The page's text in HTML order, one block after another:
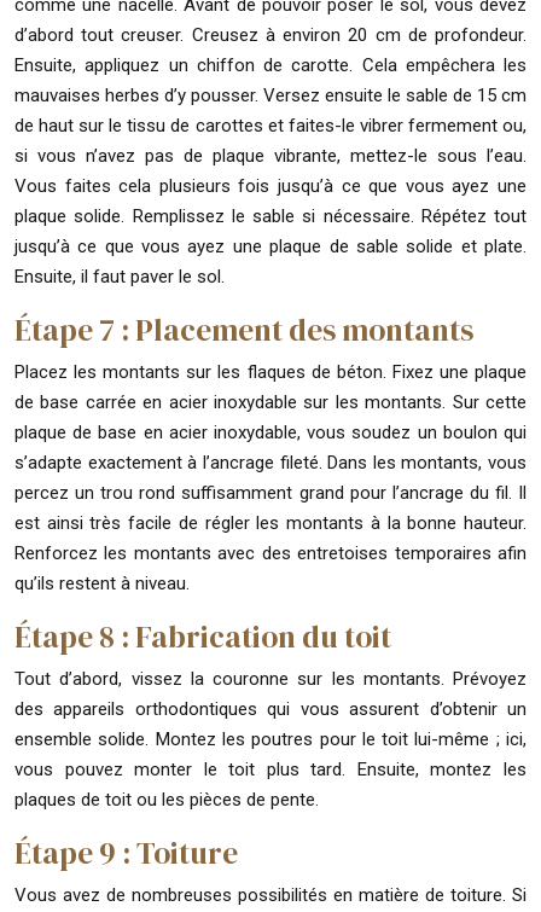
comme une nacelle. Avant de pouvoir poser le sol, vous devez
d’abord tout creuser. Creusez à environ 20 cm de profondeur.
Ensuite, appliquez un chiffon de carotte. Cela empêchera les
mauvaises herbes d’y pousser. Versez ensuite le sable de 15 cm
de haut sur le tissu de carottes et faites-le vibrer fermement ou,
si vous n’avez pas de plaque vibrante, mettez-le sous l’eau.
Vous faites cela plusieurs fois jusqu’à ce que vous ayez une
plaque solide. Remplissez le sable si nécessaire. Répétez tout
jusqu’à ce que vous ayez une plaque de sable solide et plate.
Ensuite, il faut paver le sol.
Étape 7 : Placement des montants
Placez les montants sur les flaques de béton. Fixez une plaque
de base carrée en acier inoxydable sur les montants. Sur cette
plaque de base en acier inoxydable, vous soudez un boulon qui
s’adapte exactement à l’ancrage fileté. Dans les montants, vous
percez un trou rond suffisamment grand pour l’ancrage du fil. Il
est ainsi très facile de régler les montants à la bonne hauteur.
Renforcez les montants avec des entretoises temporaires afin
qu’ils restent à niveau.
Étape 8 : Fabrication du toit
Tout d’abord, vissez la couronne sur les montants. Prévoyez
des appareils orthodontiques qui vous assurent d’obtenir un
ensemble solide. Montez les poutres pour le toit lui-même ; ici,
vous pouvez monter le toit plus tard. Ensuite, montez les
plaques de toit ou les pièces de pente.
Étape 9 : Toiture
Vous avez de nombreuses possibilités en matière de toiture. Si